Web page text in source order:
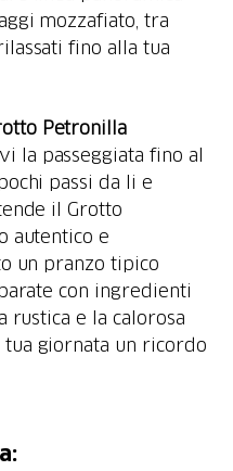
mozzafiato, tra
fino alla tua
Petronilla
la passeggiata fino al
passi da li e
il Grotto
autentico e
un pranzo tipico
con ingredienti
rustica e la calorosa
giornata un ricordo
: